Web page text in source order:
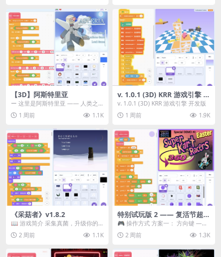
【3D】阿斯特里亚
ー 这里是阿斯特里亚 —— 人类之
罪与未来希望交汇之地 📖 游戏简
介 《阿斯特里...
1 周前 1.1K
v. 1.0.1 (3D) KRR 游戏引擎 开
发版
v. 1.0.1 (3D) KRR 游戏引擎 开发版
1 周前
1.9K
《采菇者》v1.8.2
📖 游戏简介 采集真菌，升级你的
机体，并前往未知领域探索。 这是
一款静谧的探索冒...
2 周前 1.1K
特别试玩版 2 —— 复活节超级
卡丁车赛
🎮 操作方式 方案一： 方向键 ——
移动 Z —— 跳跃 / 漂移 方案二： ...
2 周前 1.3K